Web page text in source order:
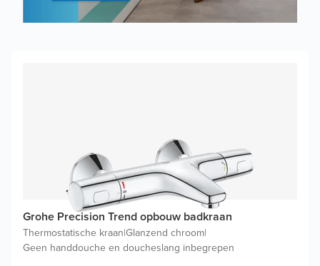
Grohe Precision Trend opbouw badkraan
Thermostatische kraan|Glanzend chroom|
Geen handdouche en doucheslang inbegrepen